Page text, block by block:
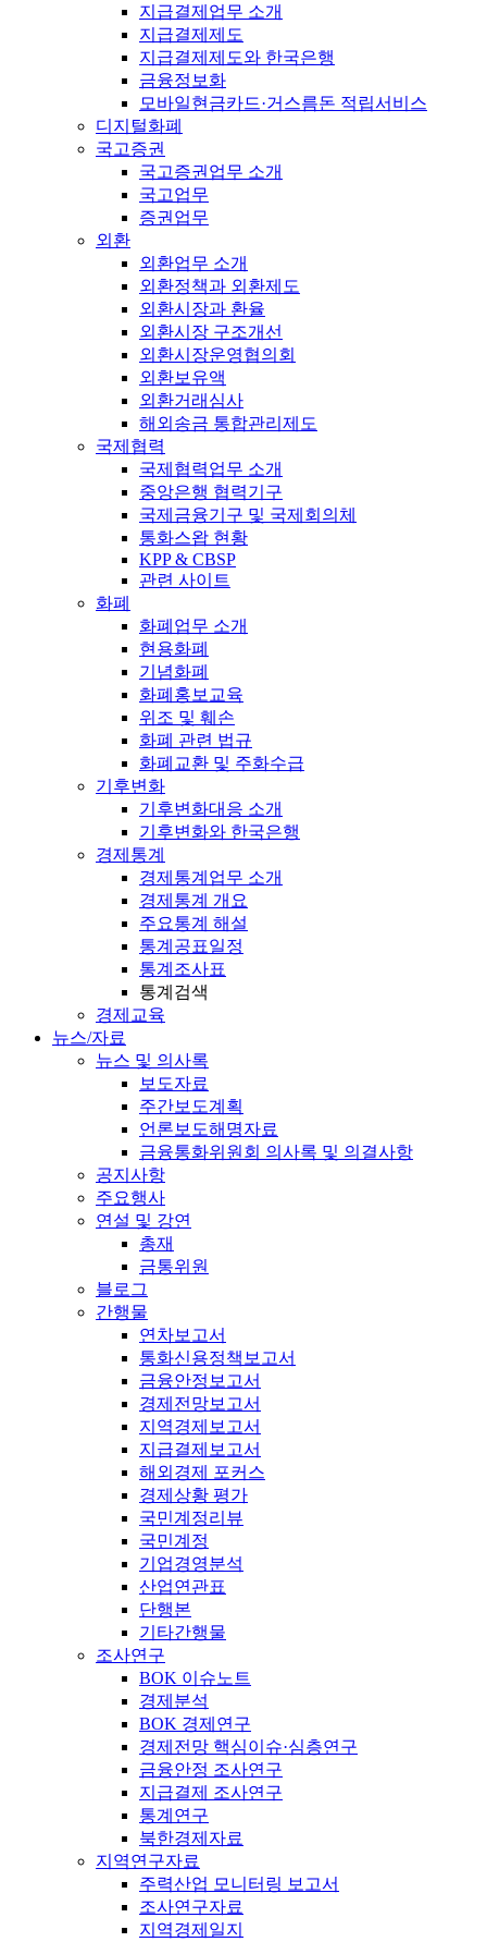
지급결제업무 소개
지급결제제도
지급결제제도와 한국은행
금융정보화
모바일현금카드·거스름돈 적립서비스
디지털화폐
국고증권
국고증권업무 소개
국고업무
증권업무
외환
외환업무 소개
외환정책과 외환제도
외환시장과 환율
외환시장 구조개선
외환시장운영협의회
외환보유액
외환거래심사
해외송금 통합관리제도
국제협력
국제협력업무 소개
중앙은행 협력기구
국제금융기구 및 국제회의체
통화스왑 현황
KPP & CBSP
관련 사이트
화폐
화폐업무 소개
현용화폐
기념화폐
화폐홍보교육
위조 및 훼손
화폐 관련 법규
화폐교환 및 주화수급
기후변화
기후변화대응 소개
기후변화와 한국은행
경제통계
경제통계업무 소개
경제통계 개요
주요통계 해설
통계공표일정
통계조사표
통계검색
경제교육
뉴스/자료
뉴스 및 의사록
보도자료
주간보도계획
언론보도해명자료
금융통화위원회 의사록 및 의결사항
공지사항
주요행사
연설 및 강연
총재
금통위원
블로그
간행물
연차보고서
통화신용정책보고서
금융안정보고서
경제전망보고서
지역경제보고서
지급결제보고서
해외경제 포커스
경제상황 평가
국민계정리뷰
국민계정
기업경영분석
산업연관표
단행본
기타간행물
조사연구
BOK 이슈노트
경제분석
BOK 경제연구
경제전망 핵심이슈·심층연구
금융안정 조사연구
지급결제 조사연구
통계연구
북한경제자료
지역연구자료
주력산업 모니터링 보고서
조사연구자료
지역경제일지